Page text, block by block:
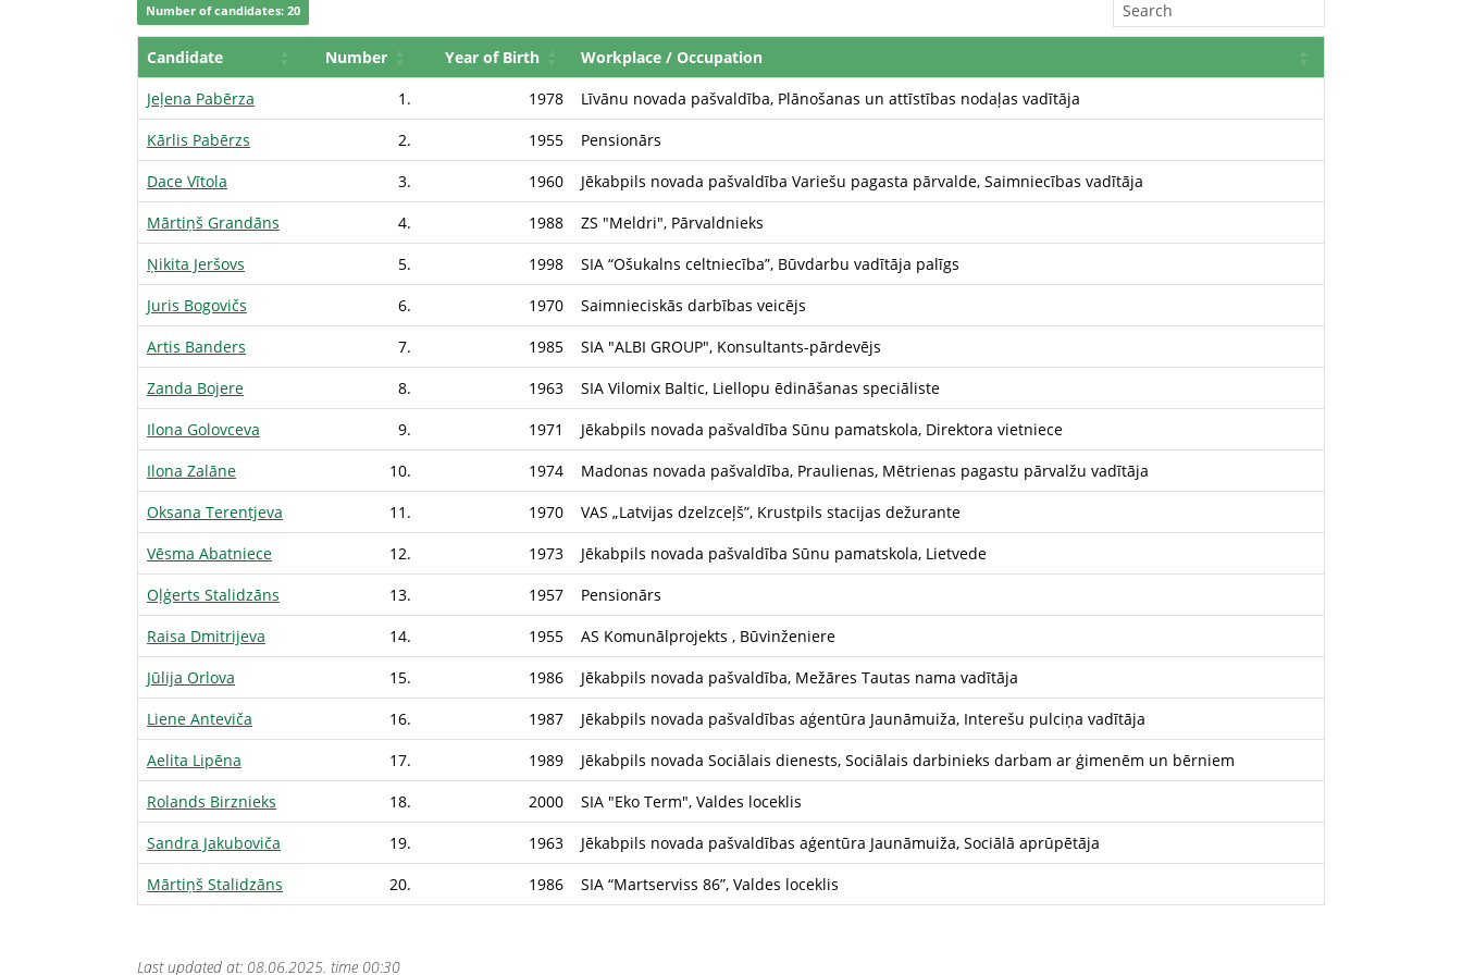
Number of candidates: 20
Candidate Number Year of Birth
Workplace / Occupation
Jeļena Pabērza
1. 1978
Līvānu novada pašvaldība, Plānošanas un attīstības nodaļas vadītāja
Kārlis Pabērzs
2. 1955
Pensionārs
Dace Vītola
3. 1960
Jēkabpils novada pašvaldība Variešu pagasta pārvalde, Saimniecības vadītāja
Mārtiņš Grandāns
4. 1988
ZS "Meldri", Pārvaldnieks
Ņikita Jeršovs
5. 1998
SIA “Ošukalns celtniecība”, Būvdarbu vadītāja palīgs
Juris Bogovičs
6. 1970
Saimnieciskās darbības veicējs
Artis Banders
7. 1985
SIA "ALBI GROUP", Konsultants-pārdevējs
Zanda Bojere
8. 1963
SIA Vilomix Baltic, Liellopu ēdināšanas speciāliste
Ilona Golovceva
9. 1971
Jēkabpils novada pašvaldība Sūnu pamatskola, Direktora vietniece
Ilona Zalāne
10. 1974
Madonas novada pašvaldība, Praulienas, Mētrienas pagastu pārvalžu vadītāja
Oksana Terentjeva
11. 1970
VAS „Latvijas dzelzceļš”, Krustpils stacijas dežurante
Vēsma Abatniece
12. 1973
Jēkabpils novada pašvaldība Sūnu pamatskola, Lietvede
Oļģerts Stalidzāns
13. 1957
Pensionārs
Raisa Dmitrijeva
14. 1955
AS Komunālprojekts , Būvinženiere
Jūlija Orlova
15. 1986
Jēkabpils novada pašvaldība, Mežāres Tautas nama vadītāja
Liene Anteviča
16. 1987
Jēkabpils novada pašvaldības aģentūra Jaunāmuiža, Interešu pulciņa vadītāja
Aelita Lipēna
17. 1989
Jēkabpils novada Sociālais dienests, Sociālais darbinieks darbam ar ģimenēm un bērniem
Rolands Birznieks
18. 2000
SIA "Eko Term", Valdes loceklis
Sandra Jakuboviča
19. 1963
Jēkabpils novada pašvaldības aģentūra Jaunāmuiža, Sociālā aprūpētāja
Mārtiņš Stalidzāns
20. 1986 SIA “Martserviss 86”, Valdes loceklis
Last updated at: 08.06.2025. time 00:30